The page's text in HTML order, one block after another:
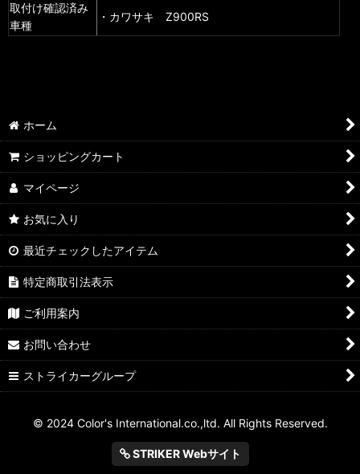
取付け確認済み
車種
・カワサキ Z900RS
ホーム
ショッピングカート
マイページ
お気に入り
最近チェックしたアイテム
特定商取引法表示
ご利用案内
お問い合わせ
ストライカーグループ
© 2024 Color's International.co.,ltd. All Rights Reserved.
STRIKER Webサイト